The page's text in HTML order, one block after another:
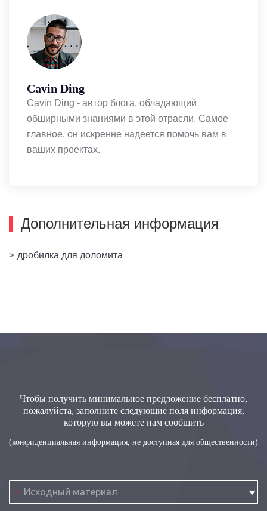
Cavin Ding
Cavin Ding - автор блога, обладающий
обширными знаниями в этой отрасли. Самое
главное, он искренне надеется помочь вам в
ваших проектах.
Дополнительная информация
> дробилка для доломита
Чтобы получить минимальное предложение бесплатно,
пожалуйста, заполните следующие поля информация,
которую вы можете нам сообщить
(конфиденциальная информация, не доступная для общественности)
*